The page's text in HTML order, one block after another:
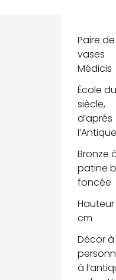
Paire de
vases
Médicis
École
siècle,
d’après
Bronze
patine
foncée
Hauteur
cm
Décor à
à